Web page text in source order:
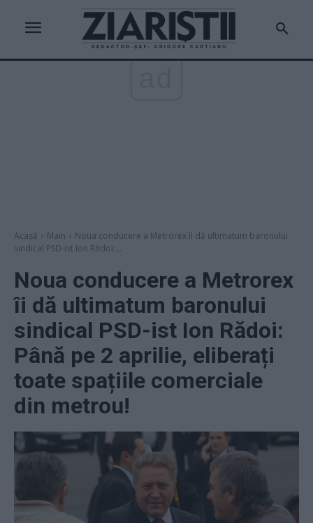
Acasă Main
Noua conducere a Metrorex îi dă ultimatum baronului
sindical PSD-ist Ion Rădoi:...
Noua conducere a Metrorex
îi dă ultimatum baronului
sindical PSD-ist Ion Rădoi:
Până pe 2 aprilie, eliberați
toate spațiile comerciale
din metrou!